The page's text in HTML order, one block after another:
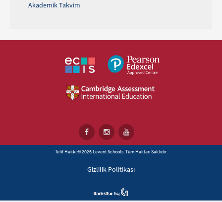
Akademik Takvim
Telif Hakkı © 2026 Levent Schools. Tüm Hakları Saklıdır.
Gizlilik Politikası